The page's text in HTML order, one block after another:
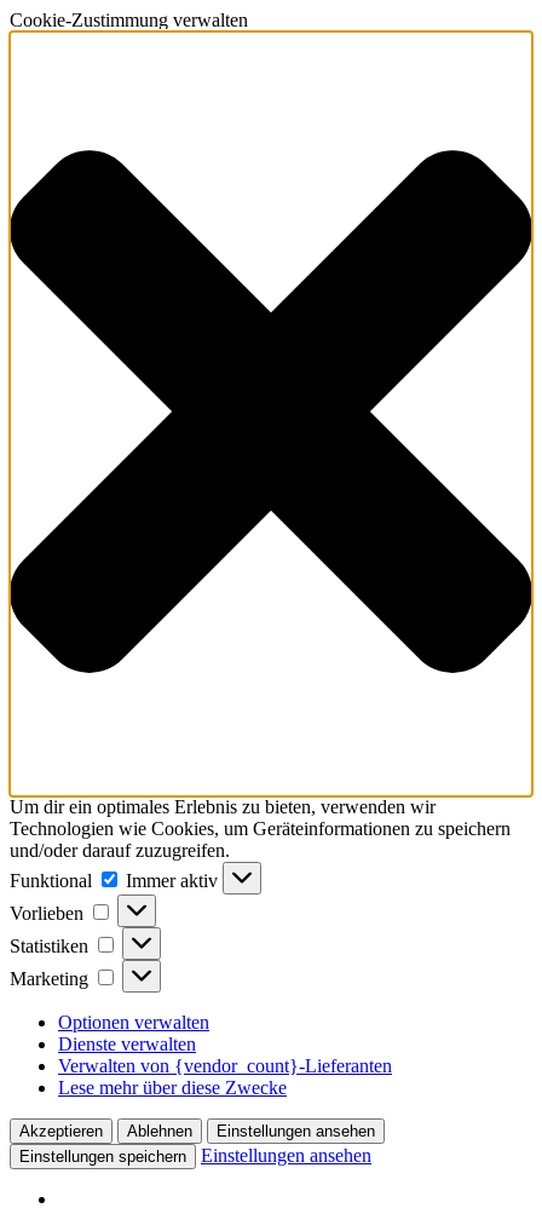
Cookie-Zustimmung verwalten
Um dir ein optimales Erlebnis zu bieten, verwenden wir
Technologien wie Cookies, um Geräteinformationen zu speichern
und/oder darauf zuzugreifen.
Funktional
Funktional
Immer aktiv
Vorlieben
Vorlieben
Statistiken Statistiken
Marketing Marketing
Optionen verwalten
Dienste verwalten
Verwalten von {vendor_count}-Lieferanten
Lese mehr über diese Zwecke
Akzeptieren Ablehnen
Einstellungen ansehen
Einstellungen speichern
Einstellungen ansehen